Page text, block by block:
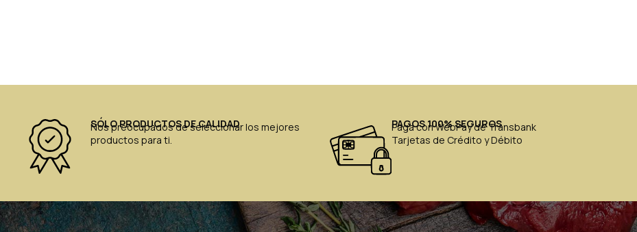
SÓLO PRODUCTOS DE CALIDAD
Nos preocupados de seleccionar los mejores
productos para ti.
PAGOS 100% SEGUROS
Paga con WebPay de Transbank
Tarjetas de Crédito y Débito